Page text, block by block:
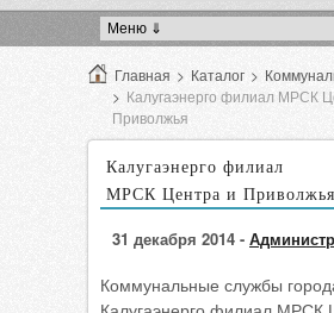
Главная > Каталог >
> Калугаэнерго филиал МРСК
Приволжья
Калугаэнерго филиал
МРСК Центра и Приволжья
31 декабря 2014 -
Коммунальные службы